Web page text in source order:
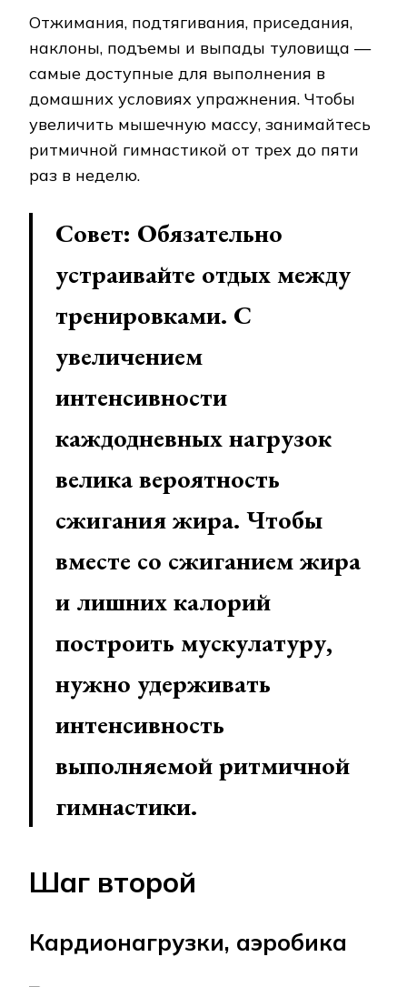
Отжимания, подтягивания, приседания,
наклоны, подъемы и выпады туловища —
самые доступные для выполнения в
домашних условиях упражнения. Чтобы
увеличить мышечную массу, занимайтесь
ритмичной гимнастикой от трех до пяти
раз в неделю.
Совет: Обязательно
устраивайте отдых между
тренировками. С
увеличением
интенсивности
каждодневных нагрузок
велика вероятность
сжигания жира. Чтобы
вместе со сжиганием жира
и лишних калорий
построить мускулатуру,
нужно удерживать
интенсивность
выполняемой ритмичной
гимнастики.
Шаг второй
Кардионагрузки, аэробика